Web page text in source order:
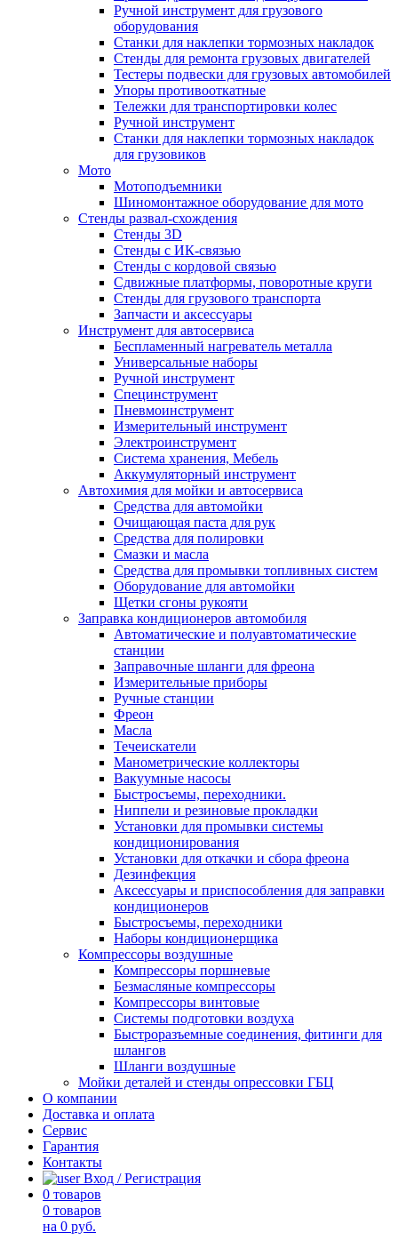
Ручной инструмент для грузового
оборудования
Станки для наклепки тормозных накладок
Стенды для ремонта грузовых двигателей
Тестеры подвески для грузовых автомобилей
Упоры противооткатные
Тележки для транспортировки колес
Ручной инструмент
Станки для наклепки тормозных накладок
для грузовиков
Мото
Мотоподъемники
Шиномонтажное оборудование для мото
Стенды развал-схождения
Стенды 3D
Стенды с ИК-связью
Стенды с кордовой связью
Сдвижные платформы, поворотные круги
Стенды для грузового транспорта
Запчасти и аксессуары
Инструмент для автосервиса
Беспламенный нагреватель металла
Универсальные наборы
Ручной инструмент
Специнструмент
Пневмоинструмент
Измерительный инструмент
Электроинструмент
Система хранения, Мебель
Аккумуляторный инструмент
Автохимия для мойки и автосервиса
Средства для автомойки
Очищающая паста для рук
Средства для полировки
Смазки и масла
Средства для промывки топливных систем
Оборудование для автомойки
Щетки сгоны рукояти
Заправка кондиционеров автомобиля
Автоматические и полуавтоматические
станции
Заправочные шланги для фреона
Измерительные приборы
Ручные станции
Фреон
Масла
Течеискатели
Манометрические коллекторы
Вакуумные насосы
Быстросъемы, переходники.
Ниппели и резиновые прокладки
Установки для промывки системы
кондиционирования
Установки для откачки и сбора фреона
Дезинфекция
Аксессуары и приспособления для заправки
кондиционеров
Быстросъемы, переходники
Наборы кондиционерщика
Компрессоры воздушные
Компрессоры поршневые
Безмасляные компрессоры
Компрессоры винтовые
Системы подготовки воздуха
Быстроразъемные соединения, фитинги для
шлангов
Шланги воздушные
Мойки деталей и стенды опрессовки ГБЦ
О компании
Доставка и оплата
Сервис
Гарантия
Контакты
Вход / Регистрация
0 товаров
0 товаров
на 0 руб.